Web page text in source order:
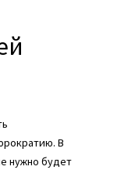
В
нужно будет